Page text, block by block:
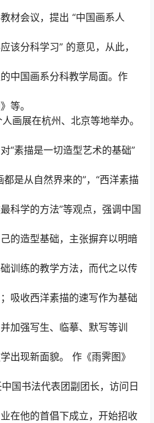
，提出 “中国画系人
习” 的意见，从此，
系分科教学局面。作
。
展在杭州、北京等地举办。
一切造型艺术的基础”
然界来的”，“西洋素描
法”等观点，强调中国
础，主张摒弃以明暗
学方法，而代之以传
素描的速写作为基础
生、临摹、默写等训
貌。 作《雨霁图》
书法代表团副团长，访问日
倡下成立，开始招收